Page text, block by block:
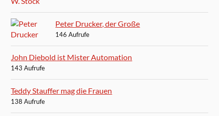
Peter Drucker, der Große
146 Aufrufe
John Diebold ist Mister Automation
143 Aufrufe
Teddy Stauffer mag die Frauen
138 Aufrufe